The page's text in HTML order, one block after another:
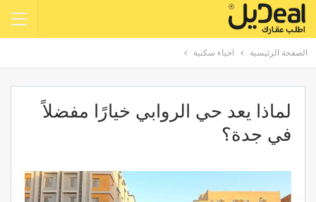
الصفحة الرئيسية احياء سكنية
لماذا يعد حي الروابي خيارًا مفضلاً
في جدة؟